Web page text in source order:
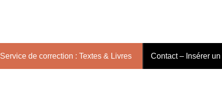
Service de correction : Textes & Livres Contact – Insérer